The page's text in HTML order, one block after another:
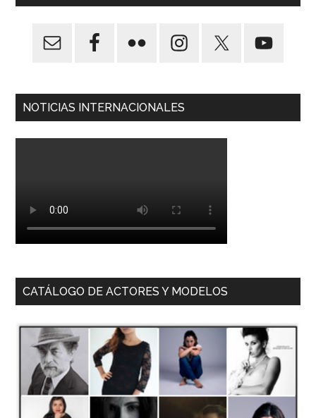
NOTICIAS INTERNACIONALES
CATÁLOGO DE ACTORES Y MODELOS